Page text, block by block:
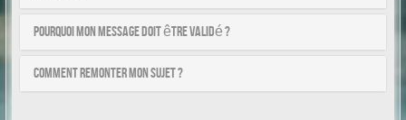
Pourquoi mon message doit être validé ?
Comment remonter mon sujet ?